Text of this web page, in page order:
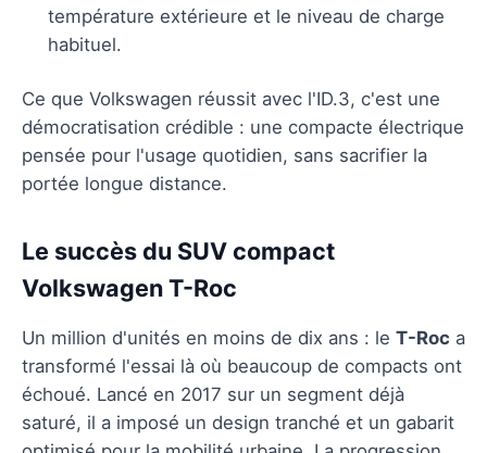
température extérieure et le niveau de charge
habituel.
Ce que Volkswagen réussit avec l'ID.3, c'est une
démocratisation crédible : une compacte électrique
pensée pour l'usage quotidien, sans sacrifier la
portée longue distance.
Le succès du SUV compact
Volkswagen T-Roc
Un million d'unités en moins de dix ans : le T-Roc a
transformé l'essai là où beaucoup de compacts ont
échoué. Lancé en 2017 sur un segment déjà
saturé, il a imposé un design tranché et un gabarit